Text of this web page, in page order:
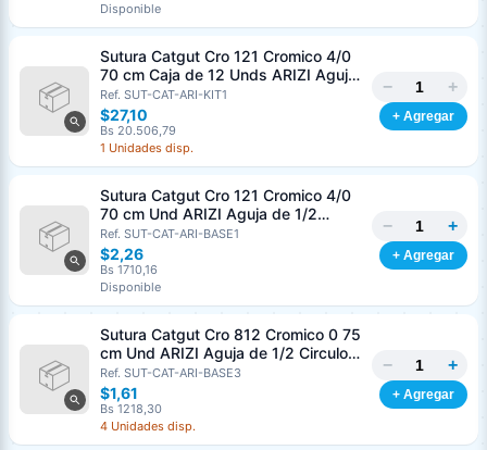
Disponible
Sutura Catgut Cro 121 Cromico 4/0
70 cm Caja de 12 Unds ARIZI Aguja
de 1/2 Circulo Punta Conica 26 mm
Ref. SUT-CAT-ARI-KIT1
$27,10
Bs 20.506,79
1 Unidades disp.
− +
+ Agregar
Sutura Catgut Cro 121 Cromico 4/0
70 cm Und ARIZI Aguja de 1/2
Circulo Punta Conica 26 mm
Ref. SUT-CAT-ARI-BASE1
$2,26
Bs 1710,16
Disponible
− +
+ Agregar
Sutura Catgut Cro 812 Cromico 0 75
cm Und ARIZI Aguja de 1/2 Circulo
Punta Conica 37 mm
Ref. SUT-CAT-ARI-BASE3
$1,61
Bs 1218,30
4 Unidades disp.
− +
+ Agregar